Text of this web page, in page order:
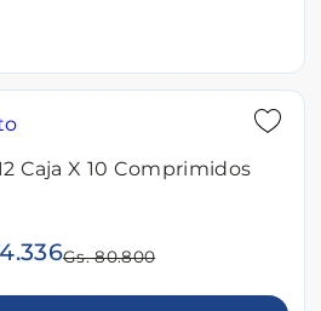
Caja X 10 Comprimidos
Gs. 80.800